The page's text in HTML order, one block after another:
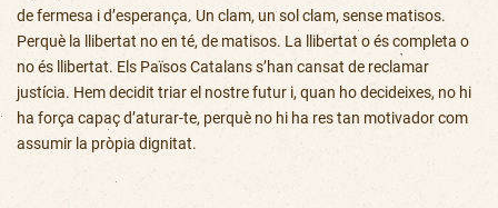
de fermesa i d’esperança. Un clam, un sol clam, sense matisos.
Perquè la llibertat no en té, de matisos. La llibertat o és completa o
no és llibertat. Els Països Catalans s’han cansat de reclamar
justícia. Hem decidit triar el nostre futur i, quan ho decideixes, no hi
ha força capaç d’aturar-te, perquè no hi ha res tan motivador com
assumir la pròpia dignitat.